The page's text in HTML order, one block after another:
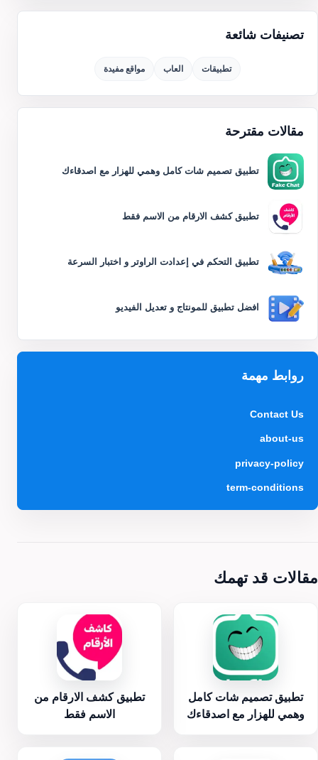
تصنيفات شائعة
تطبيقات العاب مواقع مفيدة
مقالات مقترحة
تطبيق تصميم شات كامل وهمي للهزار مع اصدقاءك
تطبيق كشف الارقام من الاسم فقط
تطبيق التحكم في إعدادت الراوتر و اختبار السرعة
افضل تطبيق للمونتاج و تعديل الفيديو
روابط مهمة
Contact Us
about-us
privacy-policy
term-conditions
مقالات قد تهمك
تطبيق تصميم شات كامل
وهمي للهزار مع اصدقاءك
تطبيق كشف الارقام من
الاسم فقط